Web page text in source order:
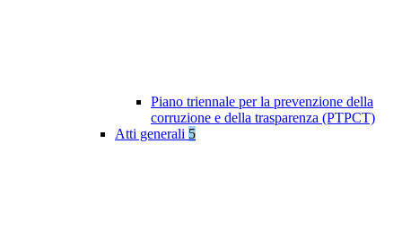
Piano triennale per la prevenzione della
corruzione e della trasparenza (PTPCT)
Atti generali 5